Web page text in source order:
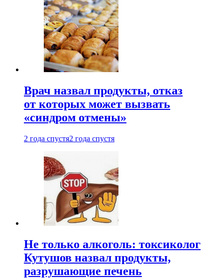
Врач назвал продукты, отказ
от которых может вызвать
«синдром отмены»
2 года спустя2 года спустя
Не только алкоголь: токсиколог
Кутушов назвал продукты,
разрушающие печень